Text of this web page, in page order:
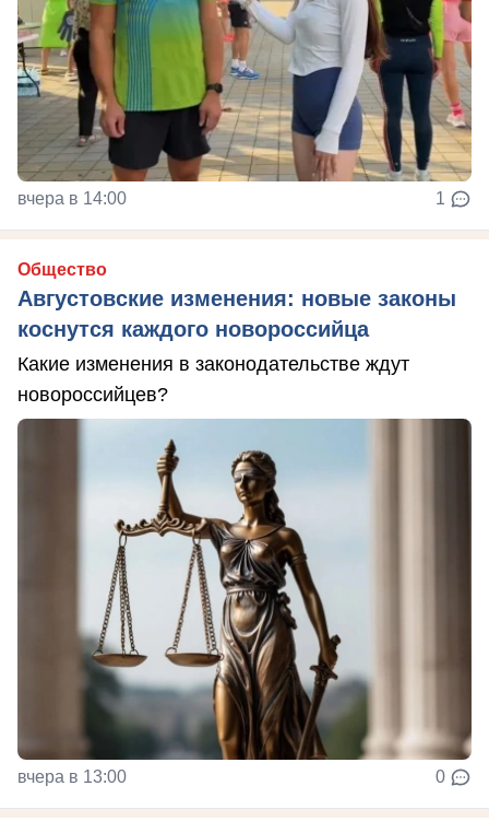
вчера в 14:00 1
Общество
Августовские изменения: новые законы
коснутся каждого новороссийца
Какие изменения в законодательстве ждут
новороссийцев?
вчера в 13:00 0